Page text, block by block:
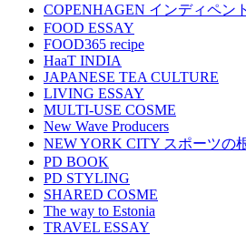
COPENHAGEN インディペン
FOOD ESSAY
FOOD365 recipe
HaaT INDIA
JAPANESE TEA CULTURE
LIVING ESSAY
MULTI-USE COSME
New Wave Producers
NEW YORK CITY スポーツの
PD BOOK
PD STYLING
SHARED COSME
The way to Estonia
TRAVEL ESSAY